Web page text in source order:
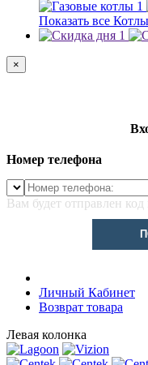
Показать все
×
Номер телефона
Вам будет отправлен
Личный Кабинет
Возврат товара
Левая колонка